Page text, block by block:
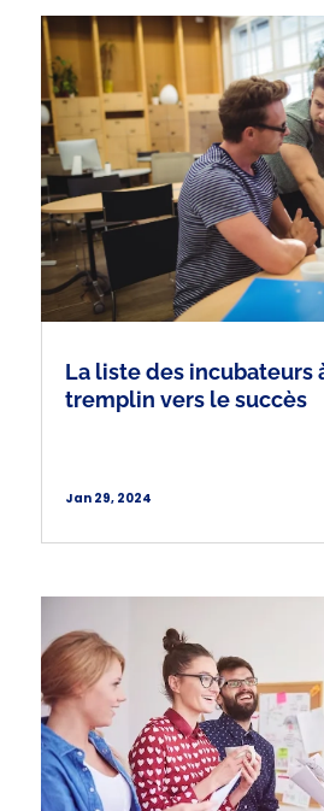
La liste des incubateurs
tremplin vers le succès
Jan 29, 2024